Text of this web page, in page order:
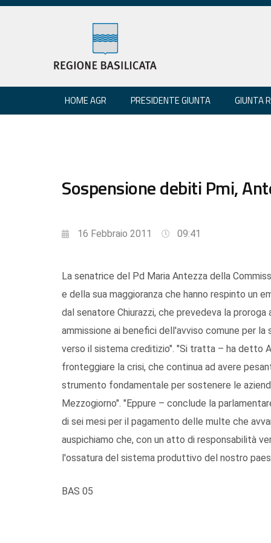
HOME AGR PRESIDENTE GIUNTA GIUNTA
Sospensione debiti Pmi,
16 Febbraio 2011 09:41
La senatrice del Pd Maria Antezza della
e della sua maggioranza che hanno respinto un
dal senatore Chiurazzi, che prevedeva la
ammissione ai benefici dell'avviso comune per
verso il sistema creditizio". "Si tratta – ha detto
fronteggiare la crisi, che continua ad avere
strumento fondamentale per sostenere le
Mezzogiorno". "Eppure – conclude la
di sei mesi per il pagamento delle multe che
auspichiamo che, con un atto di responsabilità
l'ossatura del sistema produttivo del nostro
BAS 05